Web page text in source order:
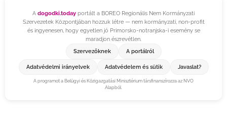
A dogodki.today portált a BOREO Regionális Nem Kormányzati
Szervezetek Központjában hozzuk létre — nem kormányzati, non-profit
és ingyenesen, hogy egyetlen jó Primorsko-notranjska-i esemény se
maradjon észrevétlen.
A programot a Belügyi és Közigazgatási Minisztérium társfinanszírozza az NVO
Alapból.
Szervezőknek A portálról
Adatvédelmi irányelvek Adatvédelem és sütik Javaslat?